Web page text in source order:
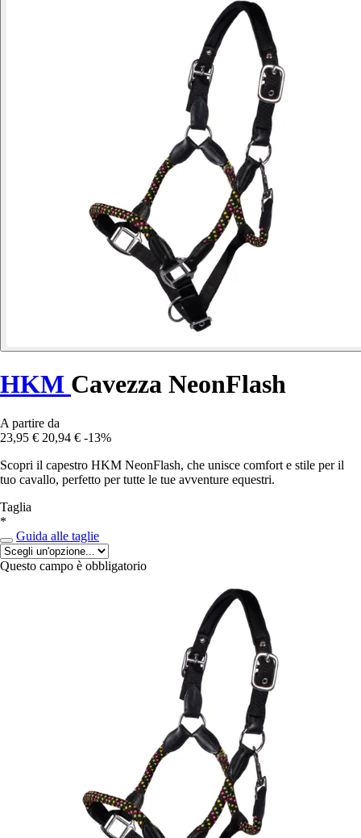
HKM Cavezza NeonFlash
A partire da
23,95 € 20,94 € -13%
Scopri il capestro HKM NeonFlash, che unisce comfort e stile per il
tuo cavallo, perfetto per tutte le tue avventure equestri.
Taglia
*
Guida alle taglie
Questo campo è obbligatorio